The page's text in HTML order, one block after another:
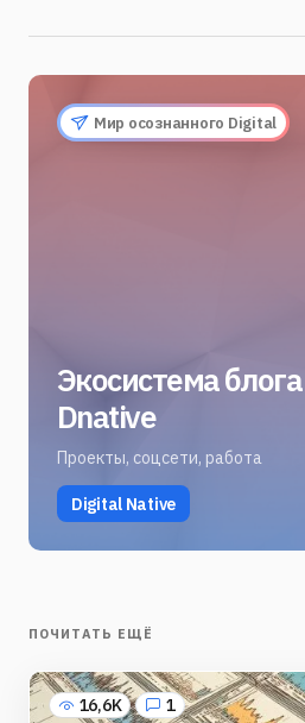
Мир осознанного Digital
Экосистема блога
Dnative
Проекты, соцсети, работа
Digital Native
ПОЧИТАТЬ ЕЩЁ
16,6K 1